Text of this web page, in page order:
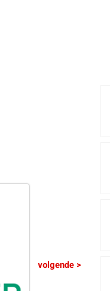
volgende >